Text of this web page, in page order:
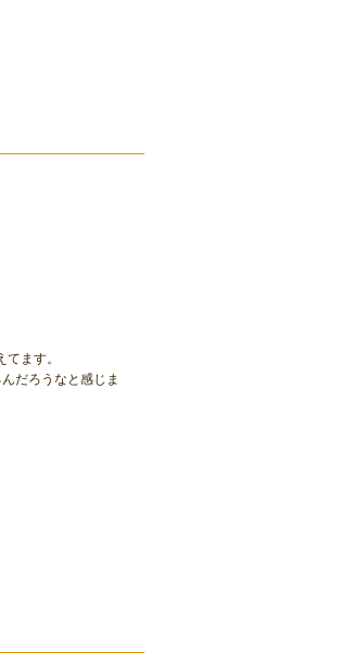
ます。
だろうなと感じま